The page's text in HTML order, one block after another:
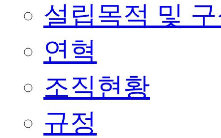
설립목적 및
연혁
조직현황
규정